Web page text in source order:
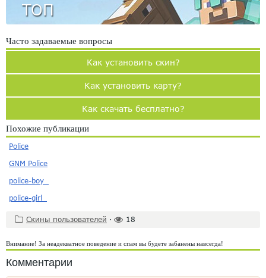
ТОП
Часто задаваемые вопросы
Как установить скин?
Как установить карту?
Как скачать бесплатно?
Похожие публикации
Police
GNM Police
police-boy_
police-girl_
Скины пользователей · 18
Внимание! За неадекватное поведение и спам вы будете забанены навсегда!
Комментарии